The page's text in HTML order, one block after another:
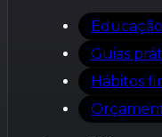
Guias
Hábitos